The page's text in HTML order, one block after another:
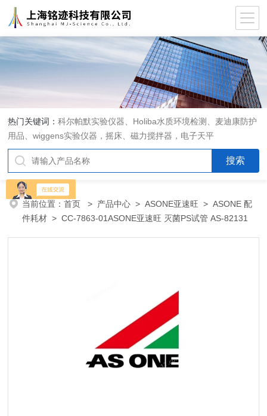
热门关键词：科尔帕默实验仪器、Holiba水质环境检测、麦迪康防护
用品、wiggens实验仪器，摇床、磁力搅拌器，电子天平
当前位置：首页 > 产品中心 >ASONE亚速旺 >ASONE 配
件耗材 > CC-7863-01ASONE亚速旺 灭菌PS试管 AS-82131